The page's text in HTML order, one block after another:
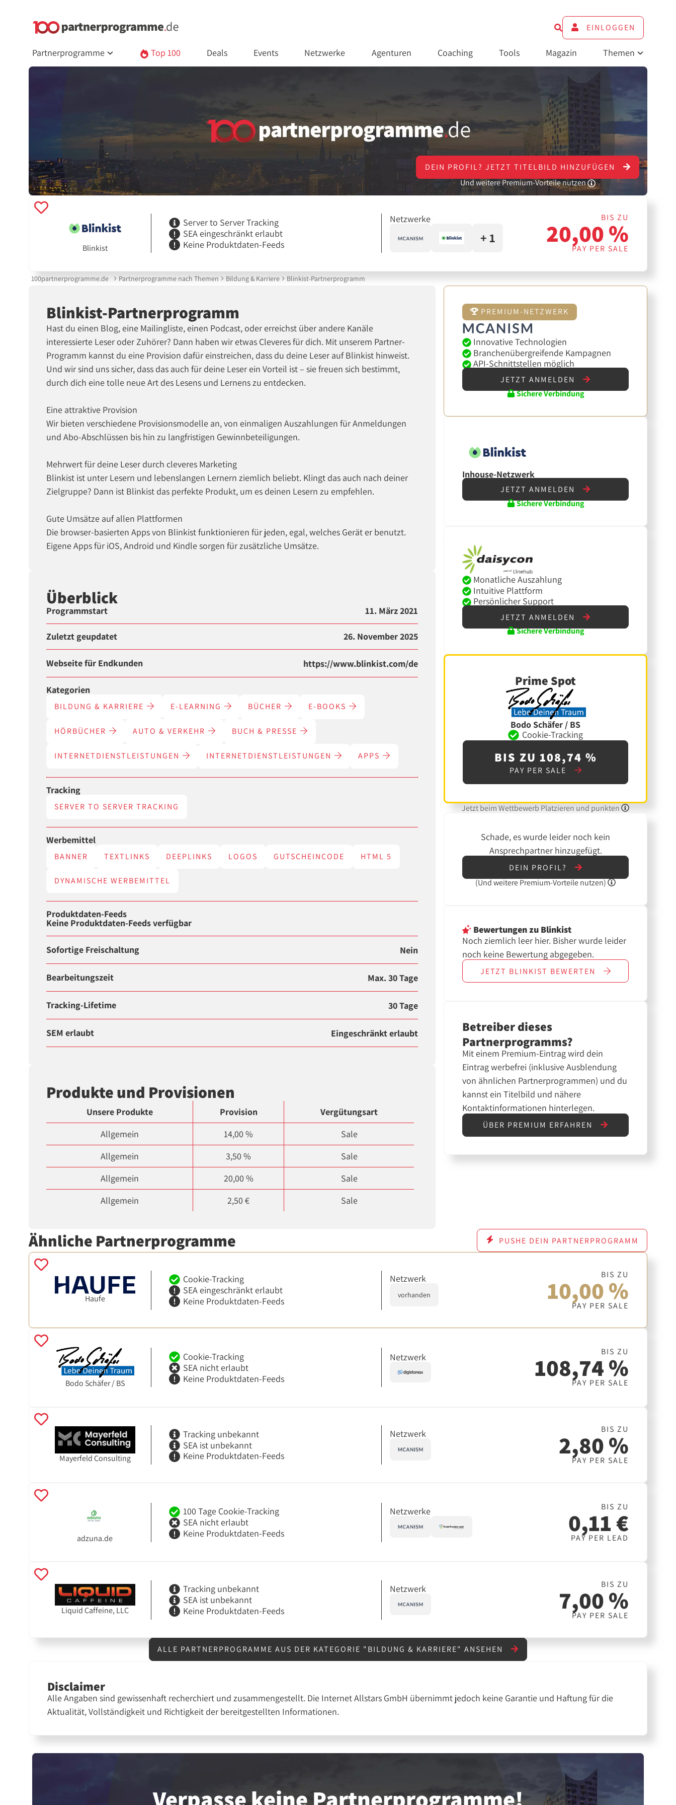
EINLOGGEN
Partnerprogramme Top 100 Deals Events Netzwerke Agenturen Coaching Tools Magazin Themen
DEIN PROFIL? JETZT TITELBILD HINZUFÜGEN
Und weitere Premium-Vorteile nutzen
Blinkist
Server to Server Tracking
SEA eingeschränkt erlaubt
Keine Produktdaten-Feeds
Netzwerke
+ 1
BIS ZU
20,00 %
PAY PER SALE
100partnerprogramme.de Partnerprogramme nach Themen Bildung & Karriere Blinkist-Partnerprogramm
Blinkist-Partnerprogramm
Hast du einen Blog, eine Mailingliste, einen Podcast, oder erreichst über andere Kanäle
interessierte Leser oder Zuhörer? Dann haben wir etwas Cleveres für dich. Mit unserem Partner-
Programm kannst du eine Provision dafür einstreichen, dass du deine Leser auf Blinkist hinweist.
Und wir sind uns sicher, dass das auch für deine Leser ein Vorteil ist – sie freuen sich bestimmt,
durch dich eine tolle neue Art des Lesens und Lernens zu entdecken.
Eine attraktive Provision
Wir bieten verschiedene Provisionsmodelle an, von einmaligen Auszahlungen für Anmeldungen
und Abo-Abschlüssen bis hin zu langfristigen Gewinnbeteiligungen.
Mehrwert für deine Leser durch cleveres Marketing
Blinkist ist unter Lesern und lebenslangen Lernern ziemlich beliebt. Klingt das auch nach deiner
Zielgruppe? Dann ist Blinkist das perfekte Produkt, um es deinen Lesern zu empfehlen.
Gute Umsätze auf allen Plattformen
Die browser-basierten Apps von Blinkist funktionieren für jeden, egal, welches Gerät er benutzt.
Eigene Apps für iOS, Android und Kindle sorgen für zusätzliche Umsätze.
Überblick
Programmstart 11. März 2021
Zuletzt geupdatet 26. November 2025
Webseite für Endkunden https://www.blinkist.com/de
Kategorien
BILDUNG & KARRIERE E-LEARNING BÜCHER E-BOOKS
HÖRBÜCHER AUTO & VERKEHR BUCH & PRESSE
INTERNETDIENSTLEISTUNGEN INTERNETDIENSTLEISTUNGEN APPS
Tracking
SERVER TO SERVER TRACKING
Werbemittel
BANNER TEXTLINKS DEEPLINKS LOGOS GUTSCHEINCODE HTML 5
DYNAMISCHE WERBEMITTEL
Produktdaten-Feeds
Keine Produktdaten-Feeds verfügbar
Sofortige Freischaltung Nein
Bearbeitungszeit Max. 30 Tage
Tracking-Lifetime 30 Tage
SEM erlaubt Eingeschränkt erlaubt
Produkte und Provisionen
Unsere Produkte Provision
Vergütungsart
Allgemein
14,00 %
Sale
Allgemein
3,50 %
Sale
Allgemein
20,00 %
Sale
Allgemein
2,50 € Sale
PREMIUM-NETZWERK
Innovative Technologien
Branchenübergreifende Kampagnen
API-Schnittstellen möglich
JETZT ANMELDEN
Sichere Verbindung
Inhouse-Netzwerk
JETZT ANMELDEN
Sichere Verbindung
Monatliche Auszahlung
Intuitive Plattform
Persönlicher Support
JETZT ANMELDEN
Sichere Verbindung
Prime Spot
Bodo Schäfer / BS
Cookie-Tracking
BIS ZU 108,74 %
PAY PER SALE
Jetzt beim Wettbewerb Platzieren und punkten
Schade, es wurde leider noch kein
Ansprechpartner hinzugefügt.
DEIN PROFIL?
(UndweiterePremium-Vorteile nutzen)
Bewertungenzu Blinkist
Noch ziemlich leer hier. Bisher wurde leider
noch keine Bewertung abgegeben.
JETZT BLINKIST BEWERTEN
Betreiber dieses
Partnerprogramms?
Mit einem Premium-Eintrag wird dein
Eintrag werbefrei (inklusive Ausblendung
von ähnlichen Partnerprogrammen) und du
kannst ein Titelbild und nähere
Kontaktinformationen hinterlegen.
ÜBER PREMIUM ERFAHREN
Ähnliche Partnerprogramme PUSHE DEIN PARTNERPROGRAMM
Haufe
Cookie-Tracking
SEA eingeschränkt erlaubt
Keine Produktdaten-Feeds
Netzwerk
vorhanden
BIS ZU
10,00 %
PAY PER SALE
Bodo Schäfer / BS
Cookie-Tracking
SEA nicht erlaubt
Keine Produktdaten-Feeds
Netzwerk BIS ZU
108,74 %
PAY PER SALE
Mayerfeld Consulting
Tracking unbekannt
SEA ist unbekannt
Keine Produktdaten-Feeds
Netzwerk BIS ZU
2,80 %
PAY PER SALE
adzuna.de
100 Tage Cookie-Tracking
SEA nicht erlaubt
Keine Produktdaten-Feeds
Netzwerke BIS ZU
0,11 €
PAY PER LEAD
Liquid Caffeine, LLC
Tracking unbekannt
SEA ist unbekannt
Keine Produktdaten-Feeds
Netzwerk BIS ZU
7,00 %
PAY PER SALE
ALLE PARTNERPROGRAMME AUS DER KATEGORIE "BILDUNG & KARRIERE" ANSEHEN
Disclaimer
Alle Angaben sind gewissenhaft recherchiert und zusammengestellt. Die Internet Allstars GmbH übernimmt jedoch keine Garantie und Haftung für die
Aktualität, Vollständigkeit und Richtigkeit der bereitgestellten Informationen.
Verpasse keine Partner­programme!